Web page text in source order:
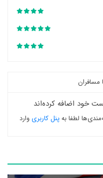
مسافران
لطفا بهپنل کاربری وارد